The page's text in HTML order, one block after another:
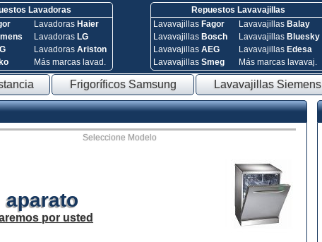
Lavadoras
Lavadoras Haier
Lavadoras LG
Lavadoras Ariston
Más marcas lavad.
Repuestos Lavavajillas
Lavavajillas Fagor
Lavavajillas Bosch
Lavavajillas AEG
Lavavajillas Smeg
Lavavajillas Balay
Lavavajillas Bluesky
Lavavajillas Edesa
Más marcas lavavaj.
Frigoríficos Samsung Lavavajillas Siemens
Seleccione Modelo
por usted